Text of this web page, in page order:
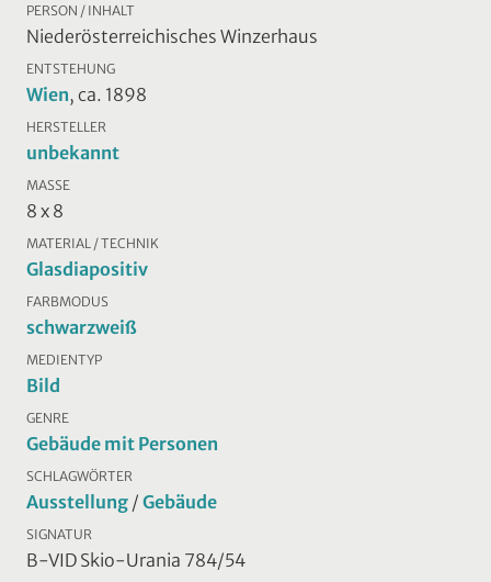
PERSON / INHALT
Niederösterreichisches Winzerhaus
ENTSTEHUNG
Wien, ca. 1898
HERSTELLER
unbekannt
MASSE
8 x 8
MATERIAL / TECHNIK
Glasdiapositiv
FARBMODUS
schwarzweiß
MEDIENTYP
Bild
GENRE
Gebäude mit Personen
SCHLAGWÖRTER
Ausstellung / Gebäude
SIGNATUR
B-VID Skio-Urania 784/54